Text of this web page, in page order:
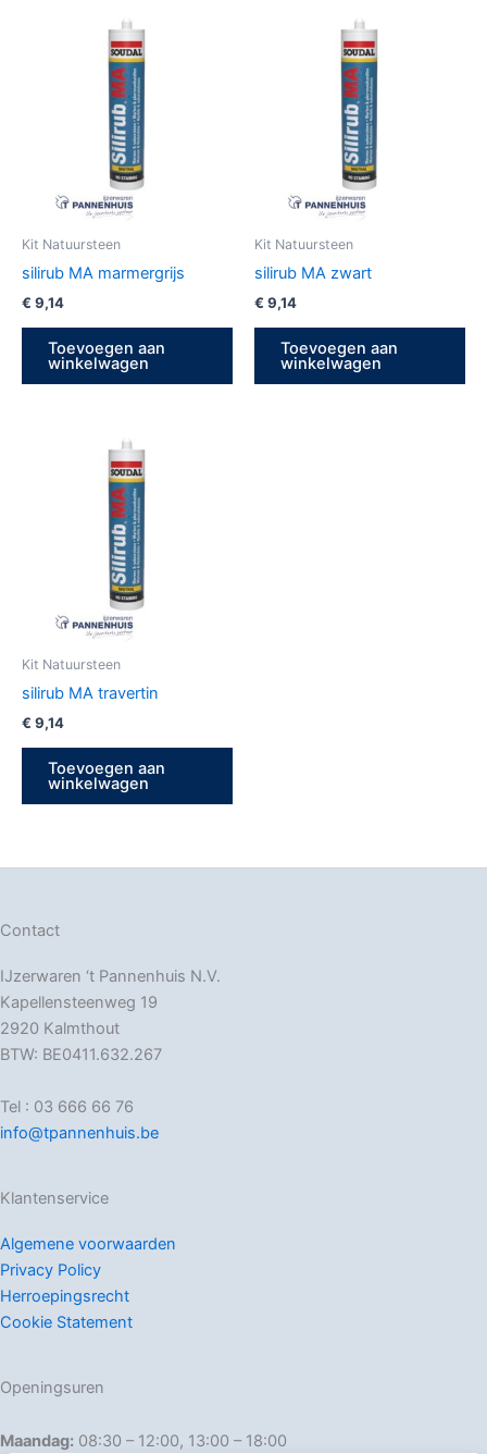
Kit Natuursteen
silirub MA marmergrijs
€ 9,14
Toevoegen aan
winkelwagen
Kit Natuursteen
silirub MA zwart
€ 9,14
Toevoegen aan
winkelwagen
Kit Natuursteen
silirub MA travertin
€ 9,14
Toevoegen aan
winkelwagen
Contact
IJzerwaren ‘t Pannenhuis N.V.
Kapellensteenweg 19
2920 Kalmthout
BTW: BE0411.632.267
Tel : 03 666 66 76
info@tpannenhuis.be
Klantenservice
Algemene voorwaarden
Privacy Policy
Herroepingsrecht
Cookie Statement
Openingsuren
Maandag: 08:30 – 12:00, 13:00 – 18:00